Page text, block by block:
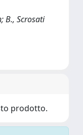
B., Scrosati
prodotto.